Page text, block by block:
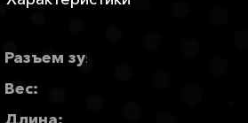
Разъем зу:
Вес: